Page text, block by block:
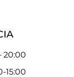
20:00
15:00